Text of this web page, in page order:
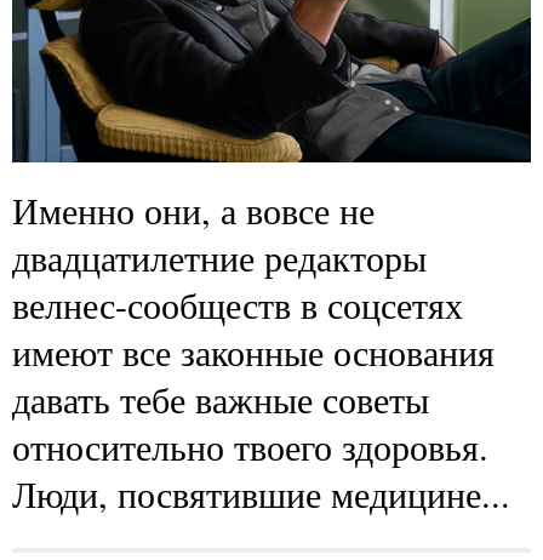
Именно они, а вовсе не
двадцатилетние редакторы
велнес-сообществ в соцсетях
имеют все законные основания
давать тебе важные советы
относительно твоего здоровья.
Люди, посвятившие медицине...